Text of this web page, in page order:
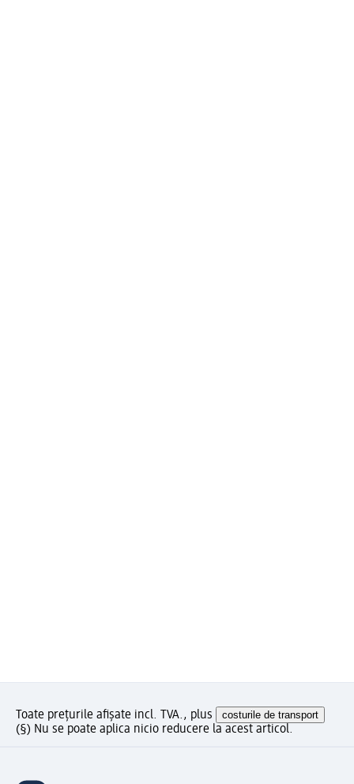
Toate prețurile afișate incl. TVA., plus costurile de transport
(§) Nu se poate aplica nicio reducere la acest articol.